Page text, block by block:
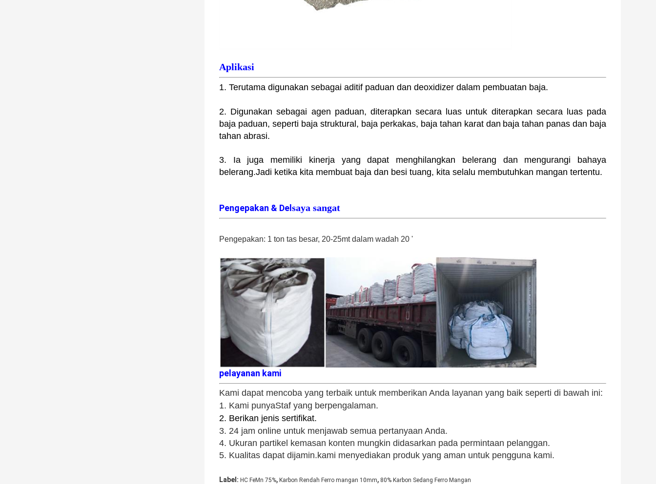
Aplikasi
1. Terutama digunakan sebagai aditif paduan dan deoxidizer dalam pembuatan baja.
2. Digunakan sebagai agen paduan, diterapkan secara luas untuk diterapkan secara luas pada
baja paduan, seperti baja struktural, baja perkakas, baja tahan karat dan baja tahan panas dan baja
tahan abrasi.
3. Ia juga memiliki kinerja yang dapat menghilangkan belerang dan mengurangi bahaya
belerang.Jadi ketika kita membuat baja dan besi tuang, kita selalu membutuhkan mangan tertentu.
Pengepakan & Del saya sangat
Pengepakan: 1 ton tas besar, 20-25mt dalam wadah 20 '
pelayanan kami
Kami dapat mencoba yang terbaik untuk memberikan Anda layanan yang baik seperti di bawah ini:
1. Kami punyaStaf yang berpengalaman.
2. Berikan jenis sertifikat.
3. 24 jam online untuk menjawab semua pertanyaan Anda.
4. Ukuran partikel kemasan konten mungkin didasarkan pada permintaan pelanggan.
5. Kualitas dapat dijamin.kami menyediakan produk yang aman untuk pengguna kami.
Label: HC FeMn 75%, Karbon Rendah Ferro mangan 10mm, 80% Karbon Sedang Ferro Mangan